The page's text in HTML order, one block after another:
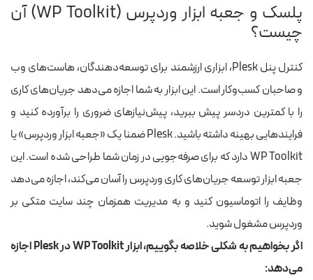
پلسک و جعبه ابزار وردپرس (WP Toolkit) آن
چیست؟
کنترل پنل Plesk، ابزاری ارزشمند برای توسعه‌دهندگان، هاست‌های وب
و صاحبان کسب‌وکار است. این ابزار به شما اجازه می‌دهد جریان‌های کاری
را با کمترین دردسر پیش ببرید، پیش‌نیازهای ضروری را برآورده کنید و
فرایندهایی بهینه داشته باشید. Plesk ضمنا یک «جعبه ابزار وردپرس» یا
WP Toolkit دارد که برای صرفه‌جویی در زمان شما طراحی شده است. این
جعبه ابزار توسعه جریان‌های کاری وردپرس را آسان می‌کند، اجازه می‌دهد
وظایف را اتوماسیون کنید و به مدیریت همزمان چند سایت متکی بر
وردپرس مشغول شوید.
اگر بخواهیم به شکلی خلاصه بگوییم، ابزار WP Toolkit در Plesk اجازه
می‌دهد: